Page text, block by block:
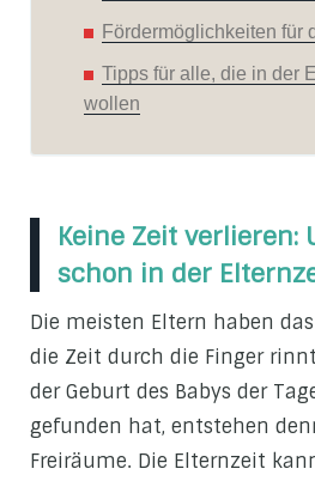
Fördermöglichkeiten für
Tipps für alle, die in der
wollen
Keine Zeit verlieren:
schon in der
Die meisten Eltern haben
die Zeit durch die Finger
der Geburt des Babys der
gefunden hat, entstehen
Freiräume. Die Elternzeit